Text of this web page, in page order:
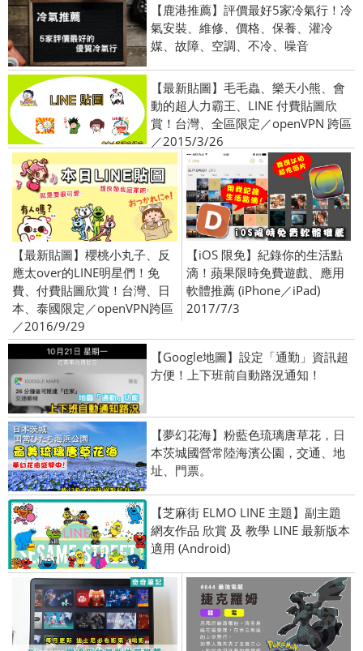
【鹿港推薦】評價最好5家冷氣行！冷
氣安裝、維修、價格、保養、灌冷
媒、故障、空調、不冷、噪音
【最新貼圖】毛毛蟲、樂天小熊、會
動的超人力霸王、LINE 付費貼圖欣
賞！台灣、全區限定／openVPN 跨區
／2015/3/26
【最新貼圖】櫻桃小丸子、反
應太over的LINE明星們！免
費、付費貼圖欣賞！台灣、日
本、泰國限定／openVPN跨區
／2016/9/29
【iOS 限免】紀錄你的生活點
滴！蘋果限時免費遊戲、應用
軟體推薦 (iPhone／iPad)
2017/7/3
【Google地圖】設定「通勤」資訊超
方便！上下班前自動路況通知！
【夢幻花海】粉藍色琉璃唐草花，日
本茨城國營常陸海濱公園，交通、地
址、門票。
【芝麻街 ELMO LINE 主題】副主題
網友作品 欣賞 及 教學 LINE 最新版本
適用 (Android)